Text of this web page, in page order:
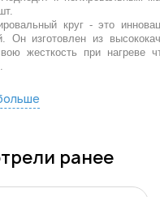
круг - это
Он изготовлен из
жесткость при нагреве
ранее